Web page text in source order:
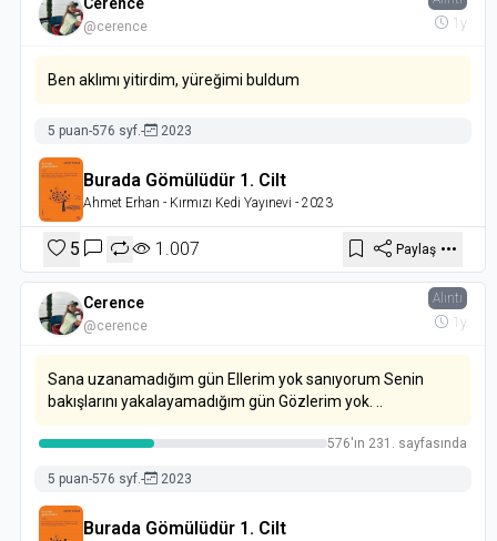
@cerence
1y
Ben aklımı yitirdim, yüreğimi buldum
5 puan-576 syf.- 2023
Burada Gömülüdür 1. Cilt
Ahmet Erhan - Kırmızı Kedi Yayınevi - 2023
5 1.007 Paylaş
Cerence
@cerence
Alıntı
1y
Sana uzanamadığım gün Ellerim yok sanıyorum Senin
bakışlarını yakalayamadığım gün Gözlerim yok. ..
576'ın 231. sayfasında
5 puan-576 syf.- 2023
Burada Gömülüdür 1. Cilt